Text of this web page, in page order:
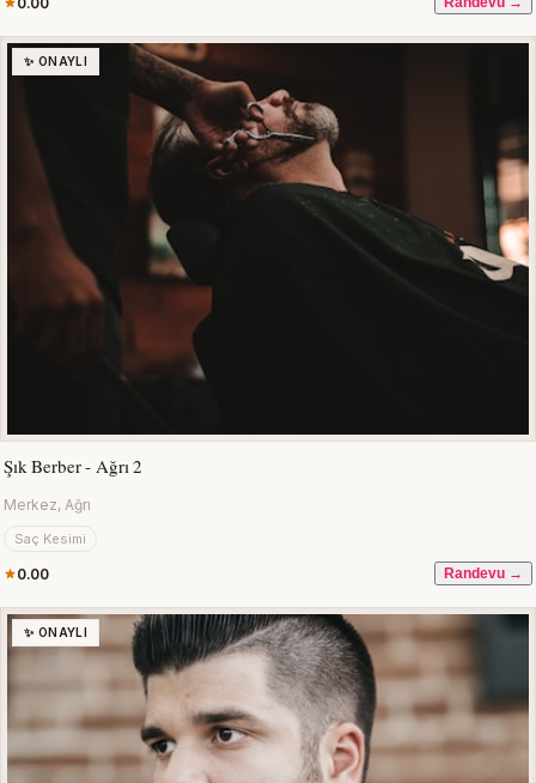
✨ ONAYLI
Şık Berber - Ağrı 2
Merkez, Ağrı
Saç Kesimi
0.00 Randevu →
✨ ONAYLI